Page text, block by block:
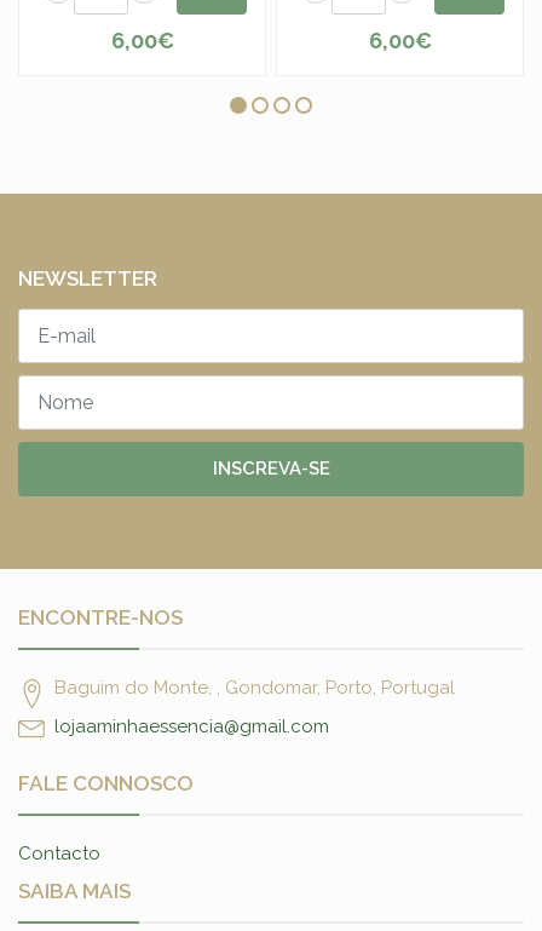
6,00€ 6,00€
NEWSLETTER
INSCREVA-SE
ENCONTRE-NOS
Baguim do Monte, , Gondomar, Porto, Portugal
lojaaminhaessencia@gmail.com
FALE CONNOSCO
Contacto
SAIBA MAIS